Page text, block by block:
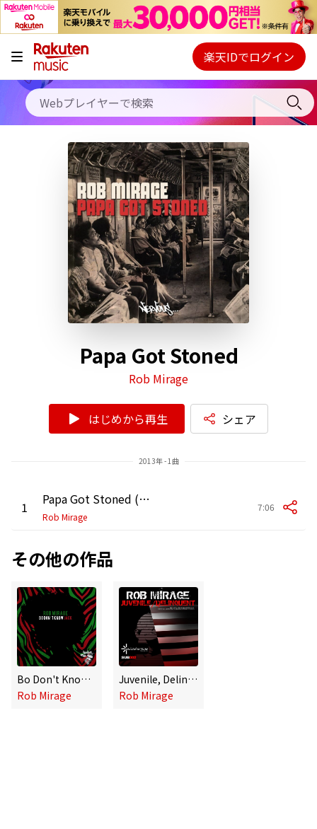
キャンペーン
料金プラン
使い方
初回30日間無料お試し
Webプレイヤー
ご契約内容の確認・変更
楽天IDでログイン
Papa Got Stoned
Rob Mirage
はじめから再生 シェア
2013年 - 1曲
1 Papa Got Stoned (Original Mix)
Rob Mirage
7:06
その他の作品
Bo Don't Know Jack
Rob Mirage
Juvenile, Delinquents
Rob Mirage